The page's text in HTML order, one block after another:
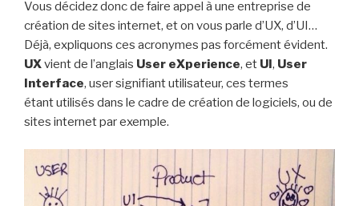
Vous décidez donc de faire appel à une entreprise de
création de sites internet, et on vous parle d’UX, d’UI…
Déjà, expliquons ces acronymes pas forcément évident.
UXvient de l’anglais User eXperience, et UI, User
Interface, user signifiant utilisateur, ces termes
étant utilisés dans le cadre de création de logiciels, ou de
sites internet par exemple.